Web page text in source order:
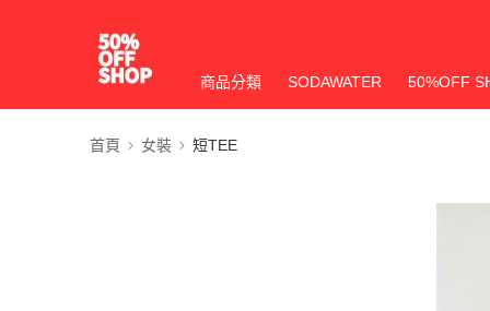
商品分類 SODAWATER 50%OFF
首頁 女裝 短TEE